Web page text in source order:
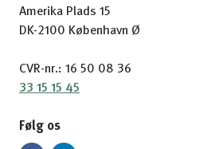
Amerika Plads 15
DK-2100 København Ø
CVR-nr.: 16 50 08 36
33 15 15 45
Følg os